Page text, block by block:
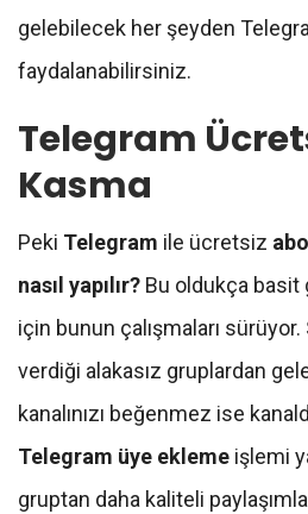
gelebilecek her şeyden
faydalanabilirsiniz.
Telegram
Kasma
Peki Telegram ile ücretsiz
nasıl yapılır? Bu oldukça basit
için bunun çalışmaları
verdiği alakasız gruplardan
kanalınızı beğenmez ise
Telegram üye ekleme işlemi
gruptan daha kaliteli